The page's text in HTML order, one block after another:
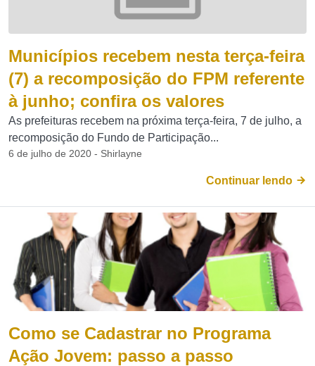
Municípios recebem nesta terça-feira
(7) a recomposição do FPM referente
à junho; confira os valores
As prefeituras recebem na próxima terça-feira, 7 de julho, a
recomposição do Fundo de Participação...
6 de julho de 2020 - Shirlayne
Continuar lendo
Como se Cadastrar no Programa
Ação Jovem: passo a passo